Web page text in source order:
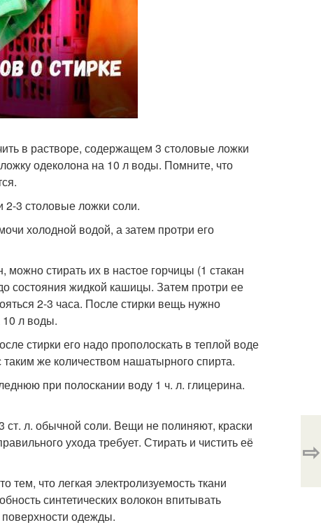
в растворе, содержащем 3 столовые ложки
одеколона на 10 л воды. Помните, что
2-3 столовые ложки соли.
холодной водой, а затем протри его
стирать их в настое горчицы (1 стакан
состояния жидкой кашицы. Затем протри ее
2-3 часа. После стирки вещь нужно
л воды.
стирки его надо прополоскать в теплой воде
же количеством нашатырного спирта.
при полоскании воду 1 ч. л. глицерина.
ст. л. обычной соли. Вещи не полиняют, краски
ухода требует. Стирать и чистить её
тем, что легкая электролизуемость ткани
синтетических волокон впитывать
одежды.
⇨